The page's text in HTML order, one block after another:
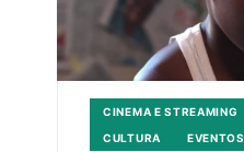
CINEMA E STREAMING
CULTURA
EVENTOS